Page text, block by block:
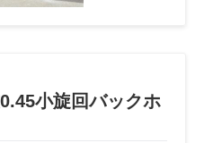
小旋回バックホ